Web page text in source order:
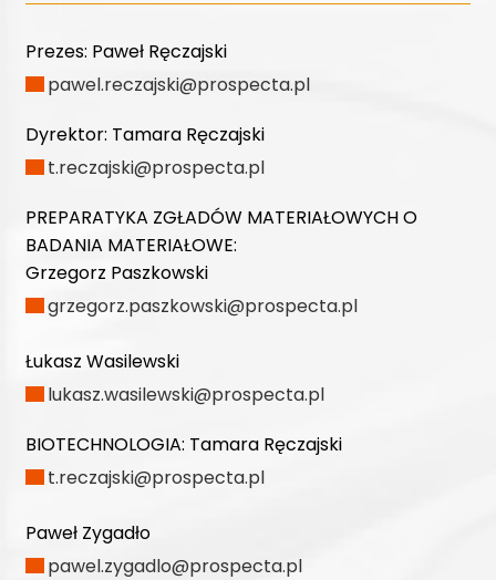
Prezes: Paweł Ręczajski
pawel.reczajski@prospecta.pl
Dyrektor: Tamara Ręczajski
t.reczajski@prospecta.pl
PREPARATYKA ZGŁADÓW MATERIAŁOWYCH O
BADANIA MATERIAŁOWE:
Grzegorz Paszkowski
grzegorz.paszkowski@prospecta.pl
Łukasz Wasilewski
lukasz.wasilewski@prospecta.pl
BIOTECHNOLOGIA: Tamara Ręczajski
t.reczajski@prospecta.pl
Paweł Zygadło
pawel.zygadlo@prospecta.pl